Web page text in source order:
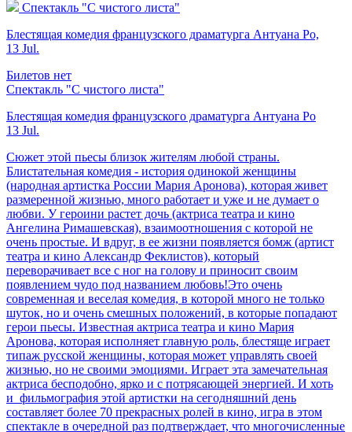
Спектакль "С чистого листа"
Блестящая комедия французского драматурга Антуана Ро,
13 Jul.
Билетов нет
Спектакль "С чистого листа"
Блестящая комедия французского драматурга Антуана Ро
13 Jul.
Сюжет этой пьесы близок жителям любой страны.
Блистательная комедия - история одинокой женщины
(народная артистка России Мария Аронова), которая живет
размеренной жизнью, много работает и уже и не думает о
любви. У героини растет дочь (актриса театра и кино
Ангелина Римашевская), взаимоотношения с которой не
очень простые. И вдруг, в ее жизни появляется бомж (артист
театра и кино Александр Феклистов), который
переворачивает все с ног на голову и приносит своим
появлением чудо под названием любовь!Это очень
современная и веселая комедия, в которой много не только
шуток, но и очень смешных положений, в которые попадают
герои пьесы. Известная актриса театра и кино Мария
Аронова, которая исполняет главную роль, блестяще играет
типаж русской женщины, которая может управлять своей
жизнью, но не своими эмоциями. Играет эта замечательная
актриса бесподобно, ярко и с потрясающей энергией. И хоть
и фильмография этой артистки на сегодняшний день
составляет более 70 прекрасных ролей в кино, игра в этом
спектакле в очередной раз подтверждает, что многочисленные